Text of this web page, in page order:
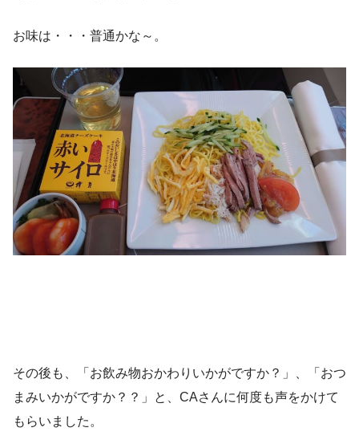
お味は・・・普通かな～。
その後も、「お飲み物おかわりいかがですか？」、「おつ
まみいかがですか？？」と、CAさんに何度も声をかけて
もらいました。